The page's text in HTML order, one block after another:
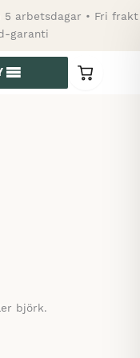
5 arbetsdagar • Fri frakt
garanti
0
björk.